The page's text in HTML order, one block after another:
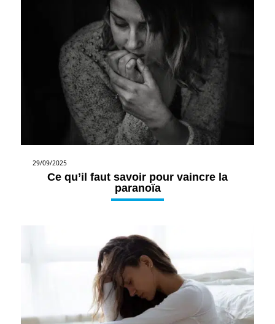
29/09/2025
Ce qu’il faut savoir pour vaincre la
paranoïa